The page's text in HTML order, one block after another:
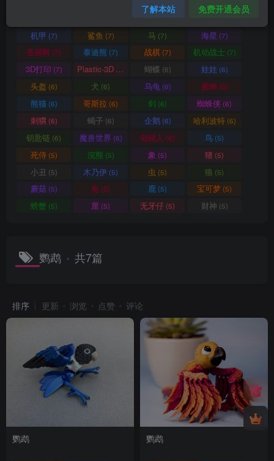
机甲 (7) 鲨鱼 (7) 马 (7) 海星 (7)
圣诞树 (7) 泰迪熊 (7) 战棋(7) 机动战士(7)
3D打印 (7) Plastic-3D 蝴蝶 (6) 娃娃(6)
头盔 (6) 犬 (6) 乌龟(6) 蜜蜂 (6)
熊猫(6) 哥斯拉 (6) 剑 (6) 蜘蛛侠 (6)
刺猬 (6) 蝎子 (6) 企鹅(6) 哈利波特(6)
钥匙链 (6) 魔兽世界 (6) 电锯人 (6) 鸟 (5)
死侍(5) 浣熊 (5) 象 (5) 猪 (5)
小丑 (5) 木乃伊 (5) 虫 (5) 狼 (5)
蘑菇(5) 兔 (5) 鹿 (5) 宝可梦 (5)
螃蟹 (5) 屋 (5) 无牙仔 (5) 财神 (5)
鹦鹉 共7篇
排序 更新 浏览 点赞 评论
鹦鹉 鹦鹉
了解本站 免费开通会员